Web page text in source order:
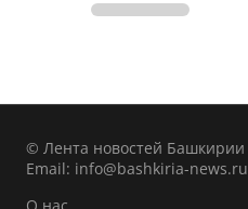
© Лента новостей Башкирии
Email: info@bashkiria-news.ru